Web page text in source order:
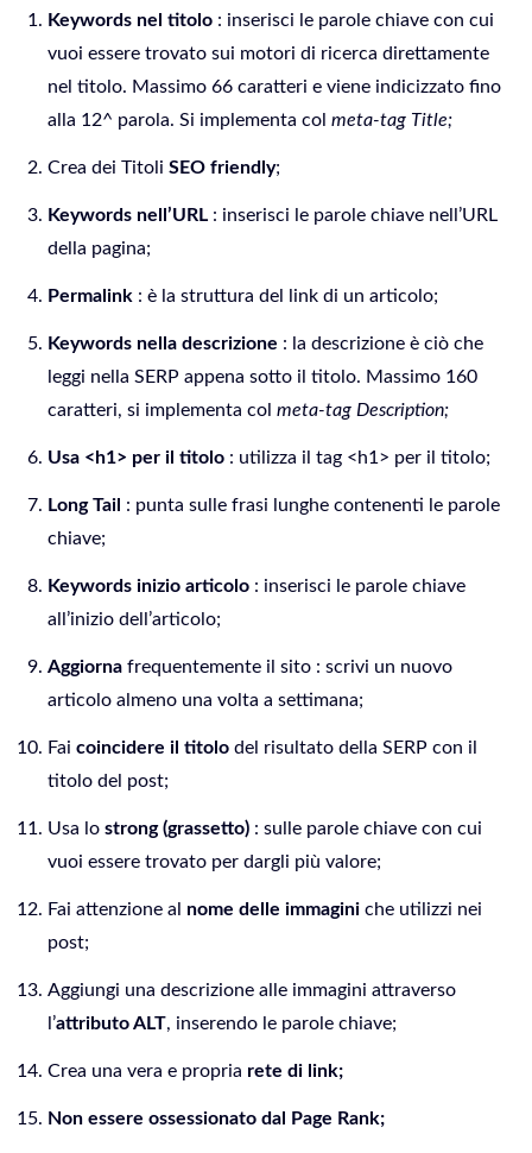
Keywords nel titolo : inserisci le parole chiave con cui
vuoi essere trovato sui motori di ricerca direttamente
nel titolo. Massimo 66 caratteri e viene indicizzato fino
alla 12^ parola. Si implementa col meta-tag Title;
Crea dei Titoli SEO friendly;
Keywords nell’URL : inserisci le parole chiave nell’URL
della pagina;
Permalink : è la struttura del link di un articolo;
Keywords nella descrizione : la descrizione è ciò che
leggi nella SERP appena sotto il titolo. Massimo 160
caratteri, si implementa col meta-tag Description;
Usa <h1> per il titolo : utilizza il tag <h1> per il titolo;
Long Tail : punta sulle frasi lunghe contenenti le parole
chiave;
Keywords inizio articolo : inserisci le parole chiave
all’inizio dell’articolo;
Aggiorna frequentemente il sito : scrivi un nuovo
articolo almeno una volta a settimana;
Fai coincidere il titolo del risultato della SERP con il
titolo del post;
Usa lo strong (grassetto) : sulle parole chiave con cui
vuoi essere trovato per dargli più valore;
Fai attenzione al nome delle immagini che utilizzi nei
post;
Aggiungi una descrizione alle immagini attraverso
l’attributo ALT, inserendo le parole chiave;
Crea una vera e propria rete di link;
Non essere ossessionato dal Page Rank;